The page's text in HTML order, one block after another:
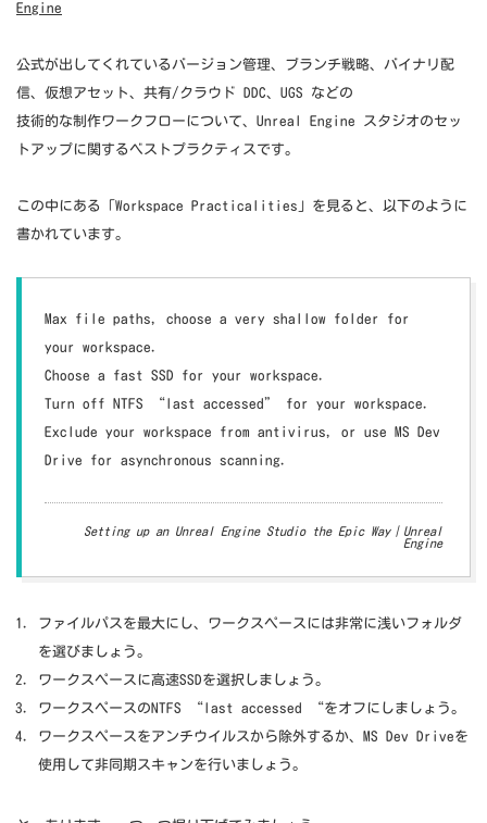
Engine
公式が出してくれているバージョン管理、ブランチ戦略、バイナリ配
信、仮想アセット、共有/クラウド DDC、UGS などの
技術的な制作ワークフローについて、Unreal Engine スタジオのセッ
トアップに関するベストプラクティスです。
この中にある「Workspace Practicalities」を見ると、以下のように
書かれています。
Max file paths, choose a very shallow folder for
your workspace.
Choose a fast SSD for your workspace.
Turn off NTFS “last accessed” for your workspace.
Exclude your workspace from antivirus, or use MS Dev
Drive for asynchronous scanning.
Setting up an Unreal Engine Studio the Epic Way｜Unreal
Engine
ファイルパスを最大にし、ワークスペースには非常に浅いフォルダ
を選びましょう。
ワークスペースに高速SSDを選択しましょう。
ワークスペースのNTFS “last accessed “をオフにしましょう。
ワークスペースをアンチウイルスから除外するか、MS Dev Driveを
使用して非同期スキャンを行いましょう。